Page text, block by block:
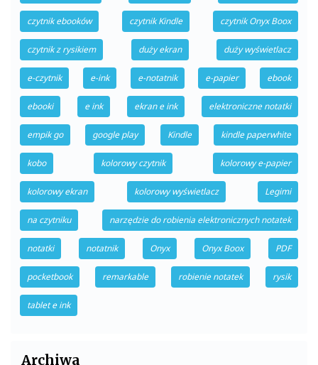
czytnik ebooków czytnik Kindle czytnik Onyx Boox
czytnik z rysikiem duży ekran duży wyświetlacz
e-czytnik e-ink e-notatnik e-papier ebook
ebooki e ink ekran e ink elektroniczne notatki
empik go google play Kindle kindle paperwhite
kobo kolorowy czytnik kolorowy e-papier
kolorowy ekran kolorowy wyświetlacz Legimi
na czytniku narzędzie do robienia elektronicznych notatek
notatki notatnik Onyx Onyx Boox PDF
pocketbook remarkable robienie notatek rysik
tablet e ink
Archiwa